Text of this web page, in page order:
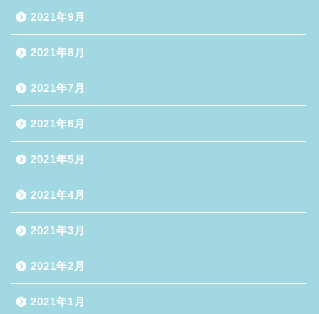
2021年9月
2021年8月
2021年7月
2021年6月
2021年5月
2021年4月
2021年3月
2021年2月
2021年1月